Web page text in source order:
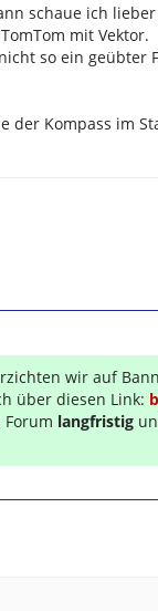
schaue ich
mit Vektor.
so ein geübter
Kompass im
wir auf
über diesen Link:
langfristig